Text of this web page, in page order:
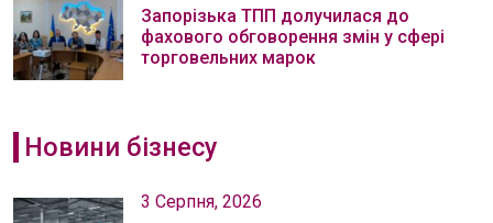
Запорізька ТПП долучилася до
фахового обговорення змін у сфері
торговельних марок
Новини бізнесу
3 Серпня, 2026